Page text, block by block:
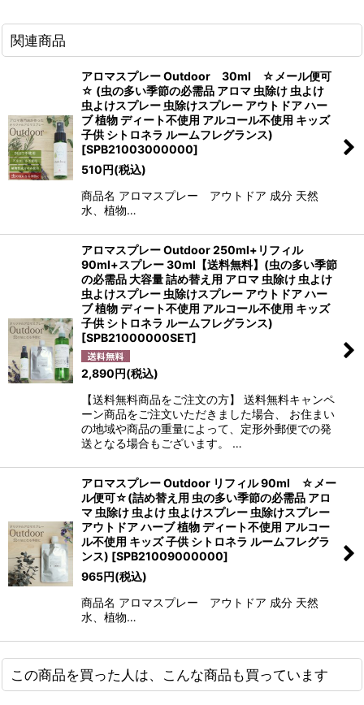
関連商品
アロマスプレー Outdoor 30ml ☆メール便可
☆ (虫の多い季節の必需品 アロマ 虫除け 虫よけ
虫よけスプレー 虫除けスプレー アウトドア ハー
ブ 植物 ディート不使用 アルコール不使用 キッズ
子供 シトロネラ ルームフレグランス)
[SPB21003000000]
510円(税込)
商品名 アロマスプレー アウトドア 成分 天然
水、植物…
アロマスプレー Outdoor 250ml+リフィル
90ml+スプレー 30ml【送料無料】(虫の多い季節
の必需品 大容量 詰め替え用 アロマ 虫除け 虫よけ
虫よけスプレー 虫除けスプレー アウトドア ハー
ブ 植物 ディート不使用 アルコール不使用 キッズ
子供 シトロネラ ルームフレグランス)
[SPB21000000SET]
2,890円(税込)
【送料無料商品をご注文の方】 送料無料キャンペ
ーン商品をご注文いただきました場合、 お住まい
の地域や商品の重量によって、定形外郵便での発
送となる場合もございます。 …
アロマスプレー Outdoor リフィル 90ml ☆メー
ル便可☆(詰め替え用 虫の多い季節の必需品 アロ
マ 虫除け 虫よけ 虫よけスプレー 虫除けスプレー
アウトドア ハーブ 植物 ディート不使用 アルコー
ル不使用 キッズ 子供 シトロネラ ルームフレグラ
ンス) [SPB21009000000]
965円(税込)
商品名 アロマスプレー アウトドア 成分 天然
水、植物…
この商品を買った人は、こんな商品も買っています